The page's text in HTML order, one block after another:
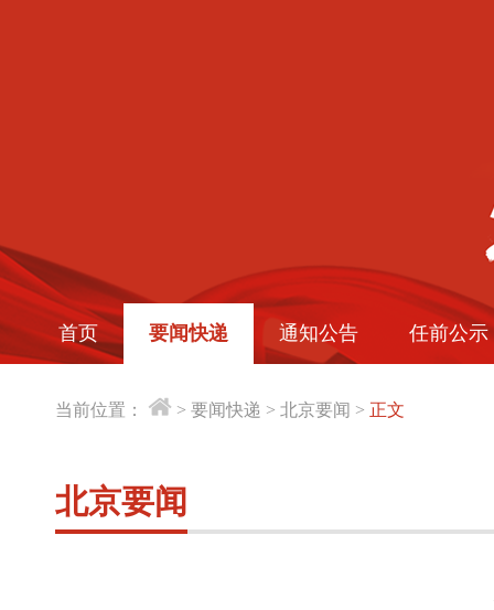
首页 要闻快递 通知公告 任前公示
当前位置： > 要闻快递 > 北京要闻 > 正文
北京要闻